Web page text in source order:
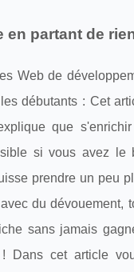
en partant de
Web de
débutants : Cet
que
si vous avez le
prendre un peu
du dévouement,
sans jamais
! Dans cet article